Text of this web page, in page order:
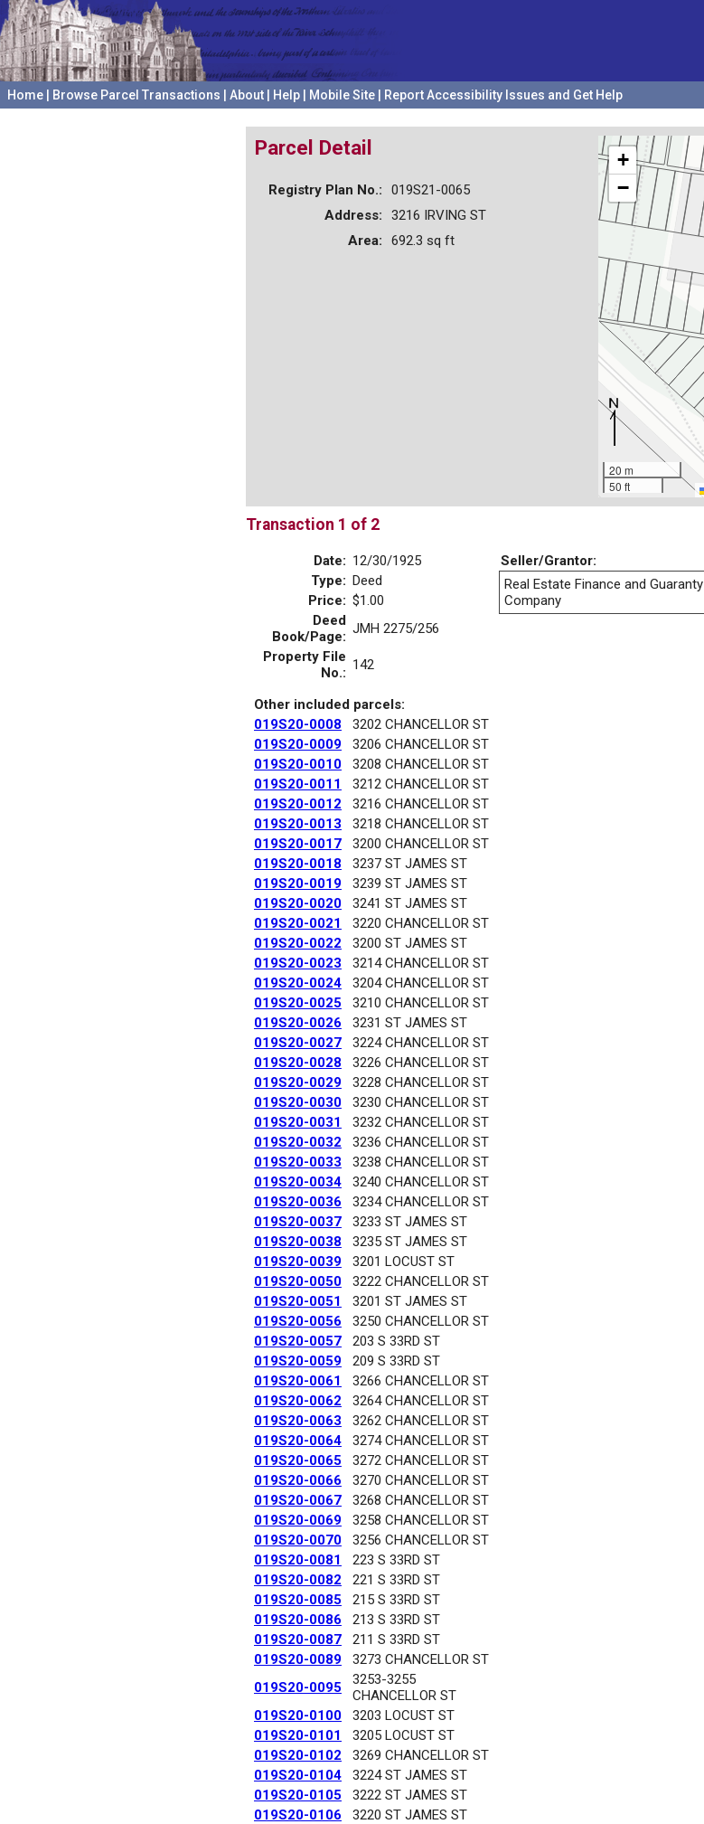
Home Browse Parcel Transactions About Help Mobile Site Report Accessibility Issues and Get Help
+
−
20 m
50 ft
Parcel Detail
Registry Plan No.:
019S21-0065
Address:
3216 IRVING ST
Area:
692.3 sq ft
Transaction 1 of 2
Date: 12/30/1925
Type: Deed
Price: $1.00
Deed
Book/Page: JMH 2275/256
Property File
No.: 142
Other included parcels:
019S20-0008
3202 CHANCELLOR ST
019S20-0009
3206 CHANCELLOR ST
019S20-0010
3208 CHANCELLOR ST
019S20-0011
3212 CHANCELLOR ST
019S20-0012
3216 CHANCELLOR ST
019S20-0013
3218 CHANCELLOR ST
019S20-0017
3200 CHANCELLOR ST
019S20-0018
3237 ST JAMES ST
019S20-0019
3239 ST JAMES ST
019S20-0020
3241 ST JAMES ST
019S20-0021
3220 CHANCELLOR ST
019S20-0022
3200 ST JAMES ST
019S20-0023
3214 CHANCELLOR ST
019S20-0024
3204 CHANCELLOR ST
019S20-0025
3210 CHANCELLOR ST
019S20-0026
3231 ST JAMES ST
019S20-0027
3224 CHANCELLOR ST
019S20-0028
3226 CHANCELLOR ST
019S20-0029
3228 CHANCELLOR ST
019S20-0030
3230 CHANCELLOR ST
019S20-0031
3232 CHANCELLOR ST
019S20-0032
3236 CHANCELLOR ST
019S20-0033
3238 CHANCELLOR ST
019S20-0034
3240 CHANCELLOR ST
019S20-0036
3234 CHANCELLOR ST
019S20-0037
3233 ST JAMES ST
019S20-0038
3235 ST JAMES ST
019S20-0039
3201 LOCUST ST
019S20-0050
3222 CHANCELLOR ST
019S20-0051
3201 ST JAMES ST
019S20-0056
3250 CHANCELLOR ST
019S20-0057
203 S 33RD ST
019S20-0059
209 S 33RD ST
019S20-0061
3266 CHANCELLOR ST
019S20-0062
3264 CHANCELLOR ST
019S20-0063
3262 CHANCELLOR ST
019S20-0064
3274 CHANCELLOR ST
019S20-0065
3272 CHANCELLOR ST
019S20-0066
3270 CHANCELLOR ST
019S20-0067
3268 CHANCELLOR ST
019S20-0069
3258 CHANCELLOR ST
019S20-0070
3256 CHANCELLOR ST
019S20-0081
223 S 33RD ST
019S20-0082
221 S 33RD ST
019S20-0085
215 S 33RD ST
019S20-0086
213 S 33RD ST
019S20-0087
211 S 33RD ST
019S20-0089
3273 CHANCELLOR ST
019S20-0095
3253-3255
CHANCELLOR ST
019S20-0100
3203 LOCUST ST
019S20-0101
3205 LOCUST ST
019S20-0102
3269 CHANCELLOR ST
019S20-0104
3224 ST JAMES ST
019S20-0105
3222 ST JAMES ST
019S20-0106
3220 ST JAMES ST
Seller/Grantor:
Real Estate Finance and Guaranty
Company